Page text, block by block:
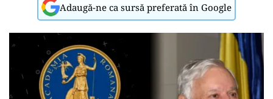
Adaugă-ne ca sursă preferată în Google